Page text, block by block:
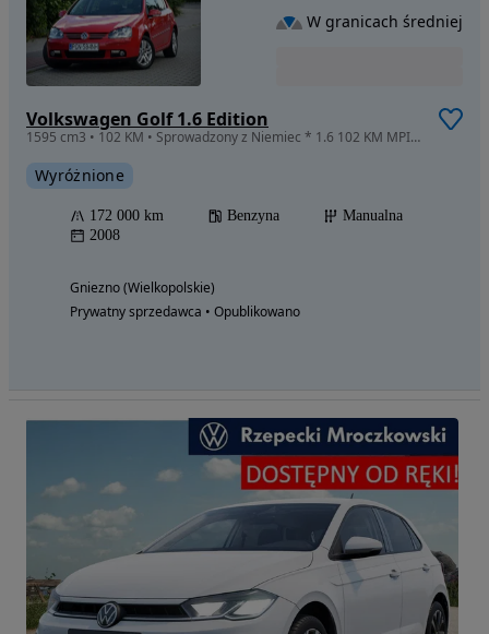
Volkswagen Golf 1.6 Edition
1595 cm3 • 102 KM • Sprowadzony z Niemiec * 1.6 102 KM MPI * Alufelgi * Bogate wyposażenie
Wyróżnione
172 000 km Benzyna
Manualna
2008
Gniezno (Wielkopolskie)
Prywatny sprzedawca • Opublikowano
W granicach średniej